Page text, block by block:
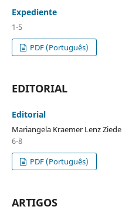
Expediente
1-5
PDF (Português)
EDITORIAL
Editorial
Mariangela Kraemer Lenz Ziede
6-8
PDF (Português)
ARTIGOS